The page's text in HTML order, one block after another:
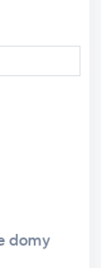
domy